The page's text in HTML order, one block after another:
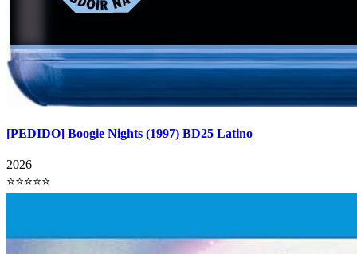
[PEDIDO] Boogie Nights (1997) BD25 Latino
2026
⭐⭐⭐⭐⭐